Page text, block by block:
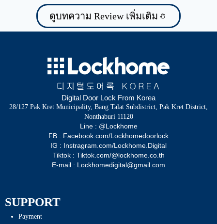
ดูบทความ Review เพิ่มเติม
Digital Door Lock From Korea
28/127 Pak Kret Municipality, Bang Talat Subdistrict, Pak Kret District,
Nonthaburi 11120
Line : @Lockhome
FB : Facebook.com/Lockhomedoorlock
IG : Instragram.com/Lockhome.Digital
Tiktok : Tiktok.com/@lockhome.co.th
E-mail : Lockhomedigital@gmail.com
SUPPORT
Payment